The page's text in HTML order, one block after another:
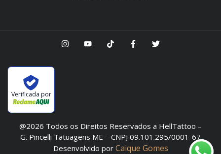
Verificada por
@2026 Todos os Direitos Reservados a HellTattoo –
G. Pincelli Tatuagens ME – CNPJ 09.101.295/0001-67
Desenvolvido por Caique Gomes